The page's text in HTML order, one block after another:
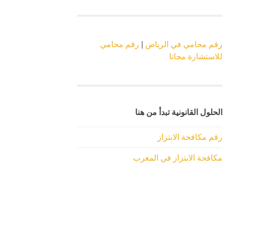
رقم محامي في الرياض
رقم محامي
للاستشارة مجانا
الحلول القانونية تبدأ من هنا
رقم مكافحة الابتزاز
مكافحة الابتزاز في المغرب